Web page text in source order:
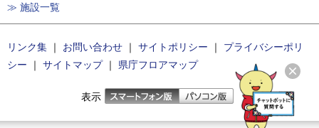
≫ 施設一覧
リンク集 ｜ お問い合わせ ｜ サイトポリシー ｜
プライバシーポリ
シー ｜ サイトマップ｜ 県庁フロアマップ
表示